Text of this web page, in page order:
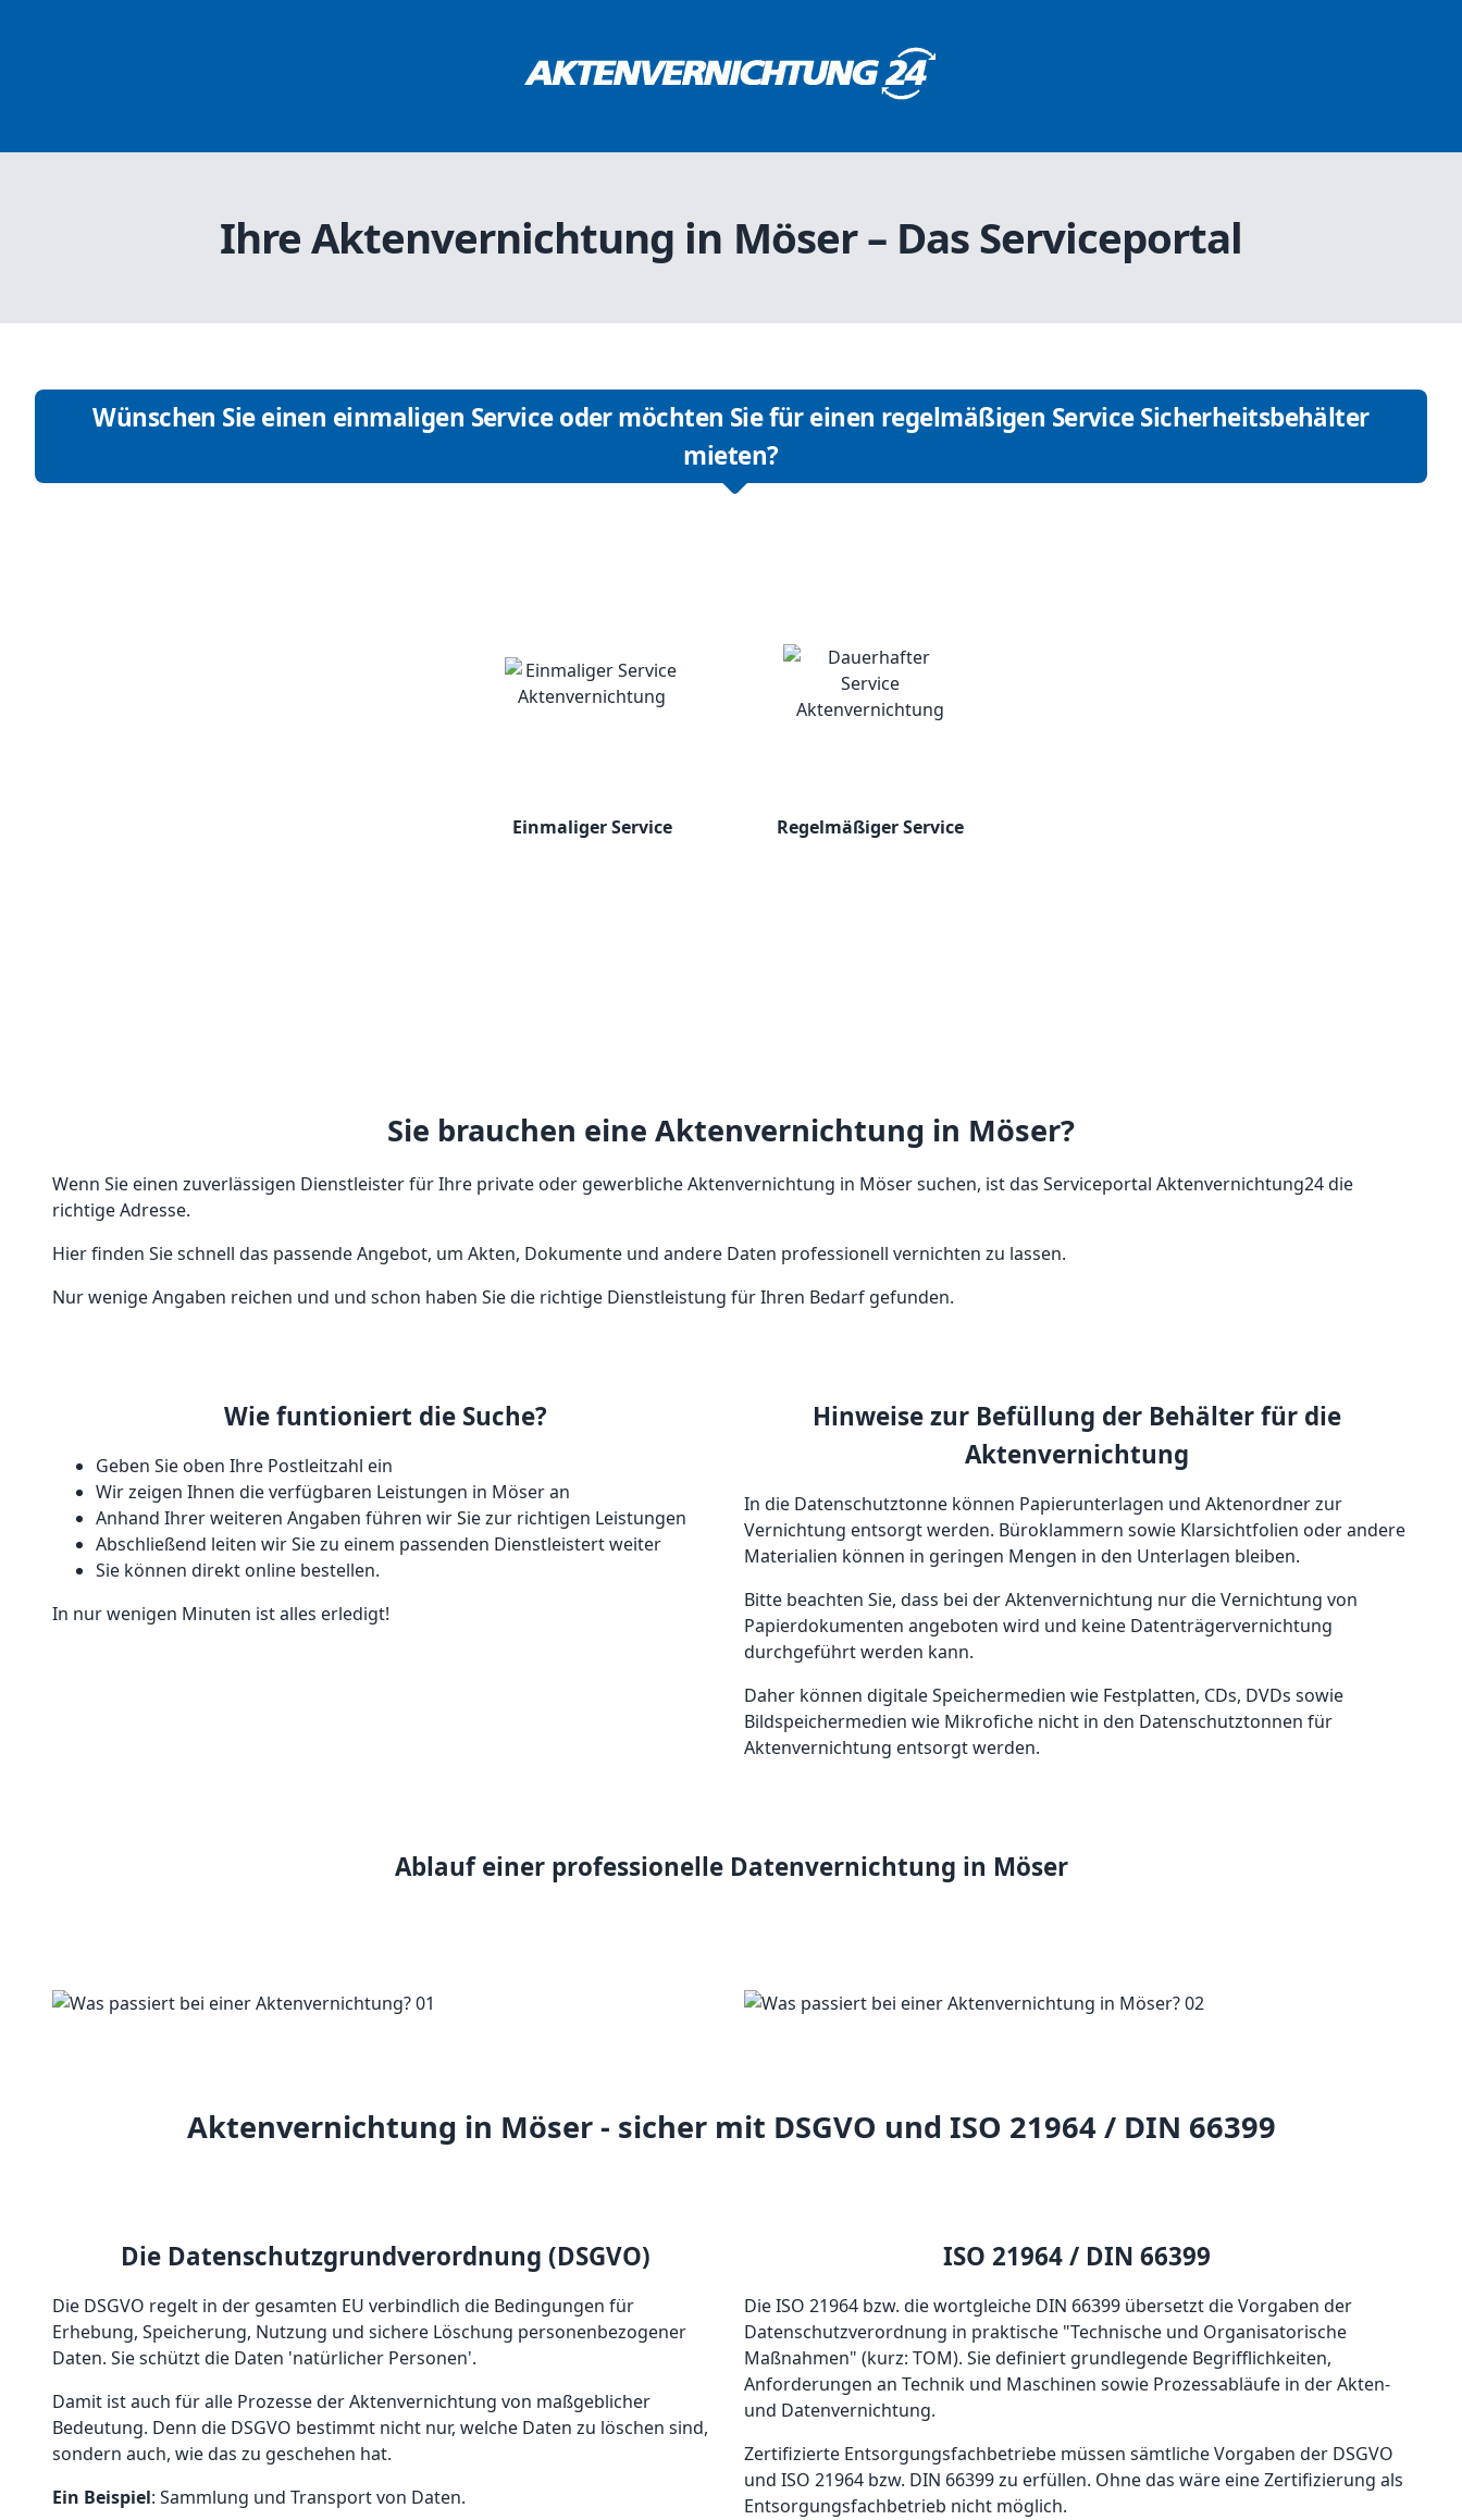
Ihre Aktenvernichtung in Möser – Das Serviceportal
Wünschen Sie einen einmaligen Service oder möchten Sie für einen regelmäßigen Service Sicherheitsbehälter
mieten?
Einmaliger Service Regelmäßiger Service
Sie brauchen eine Aktenvernichtung in Möser?
Wenn Sie einen zuverlässigen Dienstleister für Ihre private oder gewerbliche Aktenvernichtung in Möser suchen, ist das Serviceportal Aktenvernichtung24 die
richtige Adresse.
Hier finden Sie schnell das passende Angebot, um Akten, Dokumente und andere Daten professionell vernichten zu lassen.
Nur wenige Angaben reichen und und schon haben Sie die richtige Dienstleistung für Ihren Bedarf gefunden.
Wie funtioniert die Suche?
Geben Sie oben Ihre Postleitzahl ein
Wir zeigen Ihnen die verfügbaren Leistungen in Möser an
Anhand Ihrer weiteren Angaben führen wir Sie zur richtigen Leistungen
Abschließend leiten wir Sie zu einem passenden Dienstleistert weiter
Sie können direkt online bestellen.
In nur wenigen Minuten ist alles erledigt!
Hinweise zur Befüllung der Behälter für die
Aktenvernichtung
In die Datenschutztonne können Papierunterlagen und Aktenordner zur
Vernichtung entsorgt werden. Büroklammern sowie Klarsichtfolien oder andere
Materialien können in geringen Mengen in den Unterlagen bleiben.
Bitte beachten Sie, dass bei der Aktenvernichtung nur die Vernichtung von
Papierdokumenten angeboten wird und keine Datenträgervernichtung
durchgeführt werden kann.
Daher können digitale Speichermedien wie Festplatten, CDs, DVDs sowie
Bildspeichermedien wie Mikrofiche nicht in den Datenschutztonnen für
Aktenvernichtung entsorgt werden.
Ablauf einer professionelle Datenvernichtung in Möser
Aktenvernichtung in Möser - sicher mit DSGVO und ISO 21964 / DIN 66399
Die Datenschutzgrundverordnung (DSGVO)
Die DSGVO regelt in der gesamten EU verbindlich die Bedingungen für
Erhebung, Speicherung, Nutzung und sichere Löschung personenbezogener
Daten. Sie schützt die Daten 'natürlicher Personen'.
Damit ist auch für alle Prozesse der Aktenvernichtung von maßgeblicher
Bedeutung. Denn die DSGVO bestimmt nicht nur, welche Daten zu löschen sind,
sondern auch, wie das zu geschehen hat.
Ein Beispiel: Sammlung und Transport von Daten.
ISO 21964 / DIN 66399
Die ISO 21964 bzw. die wortgleiche DIN 66399 übersetzt die Vorgaben der
Datenschutzverordnung in praktische "Technische und Organisatorische
Maßnahmen" (kurz: TOM). Sie definiert grundlegende Begrifflichkeiten,
Anforderungen an Technik und Maschinen sowie Prozessabläufe in der Akten-
und Datenvernichtung.
Zertifizierte Entsorgungsfachbetriebe müssen sämtliche Vorgaben der DSGVO
und ISO 21964 bzw. DIN 66399 zu erfüllen. Ohne das wäre eine Zertifizierung als
Entsorgungsfachbetrieb nicht möglich.